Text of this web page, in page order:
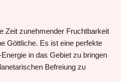
Zeit zunehmender Fruchtbarkeit
Göttliche. Es ist eine perfekte
in das Gebiet zu bringen
Befreiung zu